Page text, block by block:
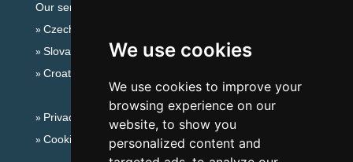
We use cookies
We use cookies to improve your
browsing experience on our
website, to show you
personalized content and
Our servers:
Czech mountains
Slovakian mountains
Croatian Adriatic
Privacy policy
Cookies